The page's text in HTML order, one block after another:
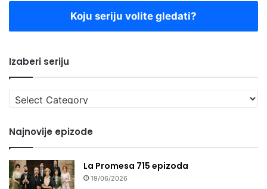
Koju seriju volite gledati?
Izaberi seriju
Izaberi
seriju
Najnovije epizode
La Promesa 715 epizoda
19/06/2026